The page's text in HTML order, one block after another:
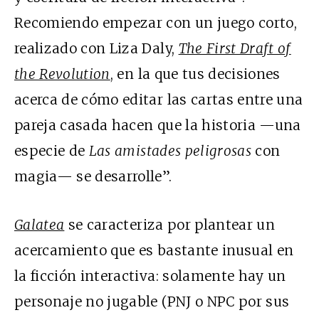
Recomiendo empezar con un juego corto,
realizado con Liza Daly, The First Draft of
the Revolution, en la que tus decisiones
acerca de cómo editar las cartas entre una
pareja casada hacen que la historia —una
especie de Las amistades peligrosascon
magia— se desarrolle”.
Galatea se caracteriza por plantear un
acercamiento que es bastante inusual en
la ficción interactiva: solamente hay un
personaje no jugable (PNJ o NPC por sus